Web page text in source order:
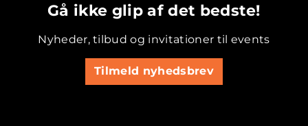
Gå ikke glip af det bedste!
Nyheder, tilbud og invitationer til events
Tilmeld nyhedsbrev